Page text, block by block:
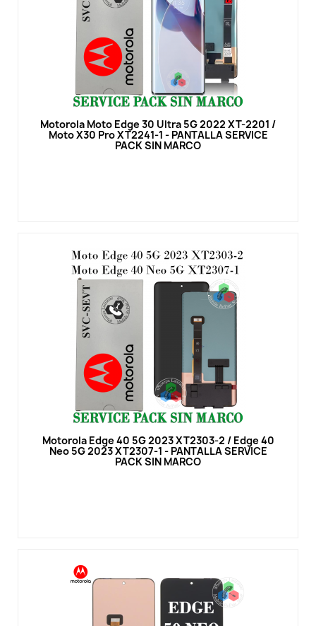
Vista rápida
Motorola Moto Edge 30 Ultra 5G 2022 XT-2201 /
Moto X30 Pro XT2241-1 - PANTALLA SERVICE
PACK SIN MARCO
Vista rápida
Motorola Edge 40 5G 2023 XT2303-2 / Edge 40
Neo 5G 2023 XT2307-1 - PANTALLA SERVICE
PACK SIN MARCO